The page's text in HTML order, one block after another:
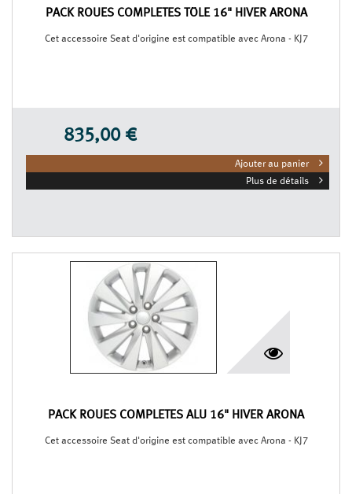
PACK ROUES COMPLÈTES TÔLE 16" HIVER ARONA
Cet accessoire Seat d'origine est compatible avec Arona - KJ7
835,00 €
Ajouter au panier
Plus de détails
PACK ROUES COMPLÈTES ALU 16" HIVER ARONA
Cet accessoire Seat d'origine est compatible avec Arona - KJ7